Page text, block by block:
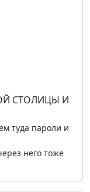
СТОЛИЦЫ И
туда пароли и
него тоже